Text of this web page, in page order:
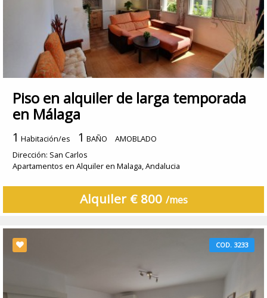
Piso en alquiler de larga temporada
en Málaga
1 Habitación/es 1 BAÑO
AMOBLADO
Dirección: San Carlos
Apartamentos en Alquiler en Malaga, Andalucia
Alquiler € 800 /mes
COD. 3233